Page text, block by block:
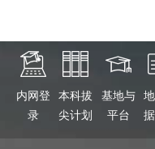
内网登
录
本科拔
尖计划
基地与
平台